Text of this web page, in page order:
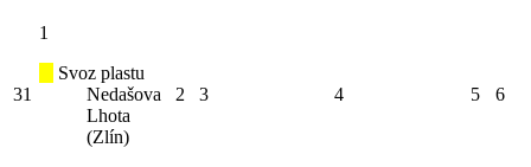
31
1
Svoz plastu
Nedašova
Lhota
(Zlín)
2 3 4 5 6